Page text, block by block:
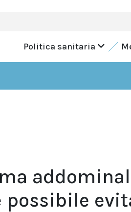
Politica sanitaria
possibile